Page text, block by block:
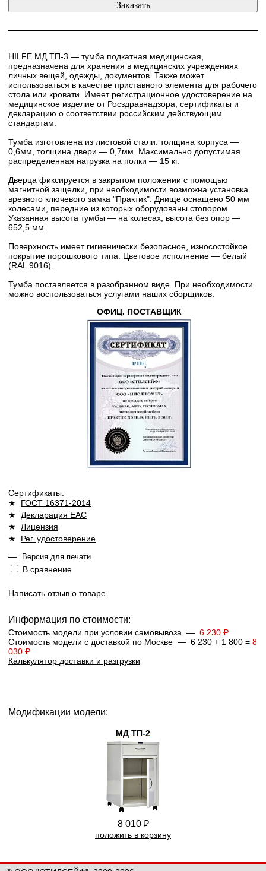
HILFE МД ТП-3 — тумба подкатная медицинская,
предназначена для хранения в медицинских учреждениях
личных вещей, одежды, документов. Также может
использоваться в качестве приставного элемента для рабочего
стола или кровати. Имеет регистрационное удостоверение на
медицинское изделие от Росздравнадзора, сертификаты и
декларацию о соответствии российским действующим
стандартам.
Тумба изготовлена из листовой стали: толщина корпуса —
0,6мм, толщина двери — 0,7мм. Максимально допустимая
распределенная нагрузка на полки — 15 кг.
Дверца фиксируется в закрытом положении с помощью
магнитной защелки, при необходимости возможна установка
врезного ключевого замка "Практик". Днище оснащено 50 мм
колесами, передние из которых оборудованы стопором.
Указанная высота тумбы — на колесах, высота без опор —
652,5 мм.
Поверхность имеет гигиенически безопасное, износостойкое
покрытие порошкового типа. Цветовое исполнение — белый
(RAL 9016).
Тумба поставляется в разобранном виде. При необходимости
можно воспользоваться услугами наших сборщиков.
ОФИЦ. ПОСТАВЩИК
Сертификаты:
★ ГОСТ 16371-2014
★ Декларация ЕАС
★ Лицензия
★ Рег. удостоверение
—
Версия для печати
В сравнение
Написать отзыв о товаре
Информация по стоимости:
Стоимость модели при условии самовывоза — 6 230 ₽
Стоимость модели с доставкой по Москве — 6 230 + 1 800 = 8
030 ₽
Калькулятор доставки и разгрузки
Модификации модели:
МД ТП-2
8 010 ₽
положить в корзину